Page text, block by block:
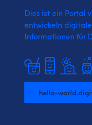
Dies ist ein Portal
entwickeln digitale
Informationen für
hello-